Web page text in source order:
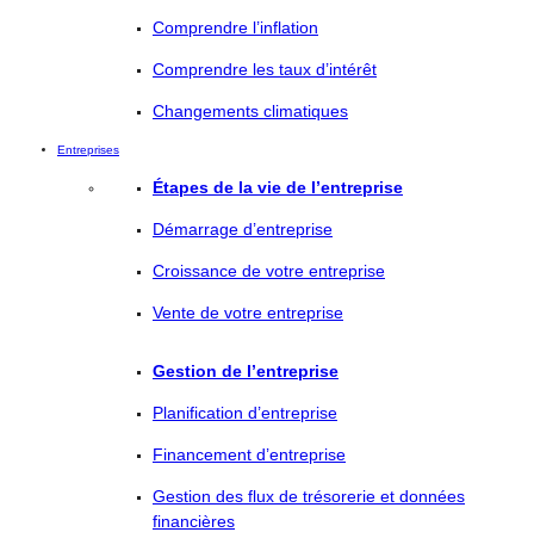
Comprendre l’inflation
Comprendre les taux d’intérêt
Changements climatiques
Entreprises
Étapes de la vie de l’entreprise
Démarrage d’entreprise
Croissance de votre entreprise
Vente de votre entreprise
Gestion de l’entreprise
Planification d’entreprise
Financement d’entreprise
Gestion des flux de trésorerie et données
financières